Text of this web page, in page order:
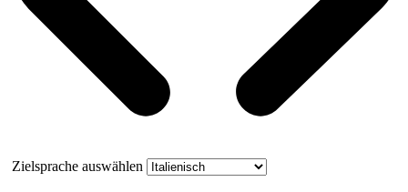
Zielsprache auswählen